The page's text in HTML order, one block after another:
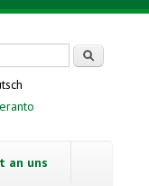
an uns